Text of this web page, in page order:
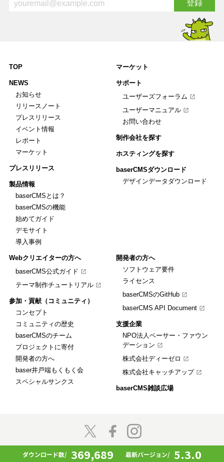
ダウンロード数/ 369,689 最新バージョン/ 5.3.0
TOP
NEWS
お知らせ
リリースノート
プレスリリース
イベント情報
レポート
マーケット
プレスリリース
製品情報
baserCMSとは？
baserCMSの機能
始めてガイド
デモサイト
導入事例
マーケット
サポート
ユーザーズフォーラム
ユーザーマニュアル
お問い合わせ
制作会社を探す
ホスティングを探す
baserCMSダウンロード
デザインデータダウンロード
Webクリエイターの方へ
baserCMS公式ガイド
テーマ制作チュートリアル
参加・貢献（コミュニティ）
コンセプト
コミュニティの歴史
baserCMSのチーム
プロジェクトに寄付
開発者の方へ
baser井戸端もくもく会
スペシャルサンクス
開発者の方へ
ソフトウェア要件
ライセンス
baserCMSのGitHub
baserCMS API Document
支援企業
NPO法人ベーサー・ファウン
デーション
株式会社ディーゼロ
株式会社キャッチアップ
baserCMS雑談広場
© 2009 - 2026 baserCMS All rights reserved.